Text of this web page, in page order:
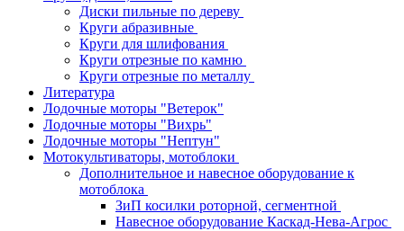
Диски пильные по дереву
Круги абразивные
Круги для шлифования
Круги отрезные по камню
Круги отрезные по металлу
Литература
Лодочные моторы "Ветерок"
Лодочные моторы "Вихрь"
Лодочные моторы "Нептун"
Мотокультиваторы, мотоблоки
Дополнительное и навесное оборудование к
мотоблока
ЗиП косилки роторной, сегментной
Навесное оборудование Каскад-Нева-Агрос